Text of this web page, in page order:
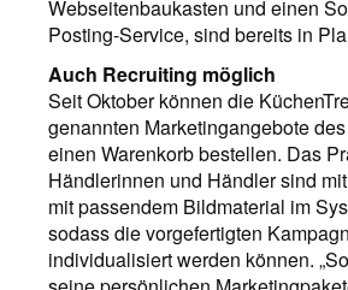
Webseitenbaukasten und einen
Posting-Service, sind bereits in
Auch Recruiting möglich
Seit Oktober können die
genannten Marketingangebote
einen Warenkorb bestellen. Das
Händlerinnen und Händler sind
mit passendem Bildmaterial im
sodass die vorgefertigten
individualisiert werden können.